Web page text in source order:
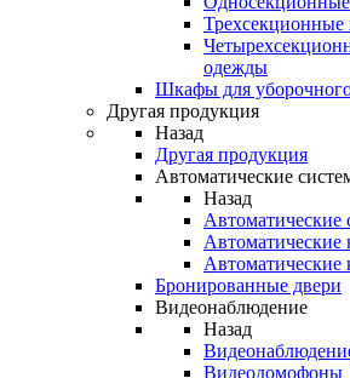
одежды
Шкафы для
Другая продукция
Назад
Другая продукция
Автоматические
Назад
Автоматические
Автоматические
Бронированные двери
Видеонаблюдение
Назад
Видеодомофоны